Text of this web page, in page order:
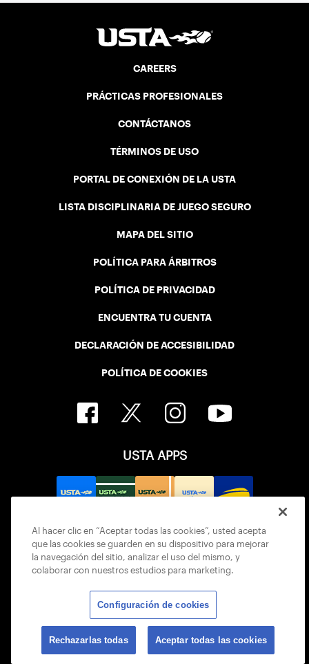
CAREERS
PRÁCTICAS PROFESIONALES
CONTÁCTANOS
TÉRMINOS DE USO
PORTAL DE CONEXIÓN DE LA USTA
LISTA DISCIPLINARIA DE JUEGO SEGURO
MAPA DEL SITIO
POLÍTICA PARA ÁRBITROS
POLÍTICA DE PRIVACIDAD
ENCUENTRA TU CUENTA
DECLARACIÓN DE ACCESIBILIDAD
POLÍTICA DE COOKIES
USTA APPS
© 2026 USTA ALL RIGHTS RESERVED
Al hacer clic en “Aceptar todas las cookies”, usted acepta
que las cookies se guarden en su dispositivo para mejorar
la navegación del sitio, analizar el uso del mismo, y
colaborar con nuestros estudios para marketing.
Configuración de cookies
Rechazarlas todas Aceptar todas las cookies